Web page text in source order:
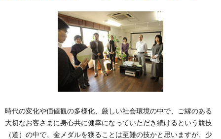
時代の変化や価値観の多様化、厳しい社会環境の中で、ご縁のある
大切なお客さまに身心共に健幸になっていただき続けるという競技
（道）の中で、金メダルを獲ることは至難の技かと思いますが、少